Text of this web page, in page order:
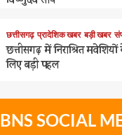
छत्तीसगढ़ प्रादेशिक खबर बड़ी खबर
छत्तीसगढ़ में निराश्रित
लिए बड़ी पहल
BNS SOCIAL